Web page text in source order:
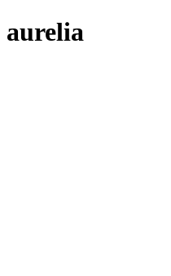
aurelia